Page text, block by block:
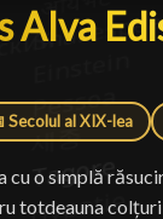
Alva
Alva
Secolul al XIX-lea
cu o simplă
totdeauna